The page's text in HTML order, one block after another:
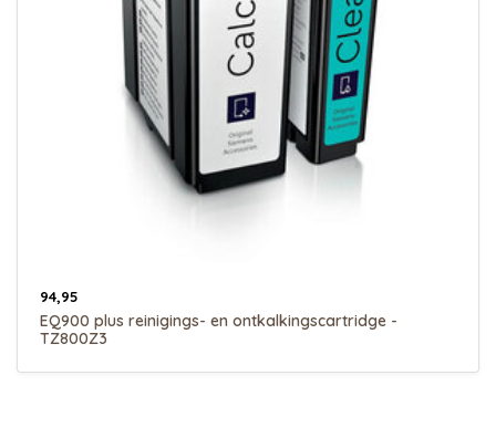
94,95
EQ900 plus reinigings- en ontkalkingscartridge -
TZ800Z3